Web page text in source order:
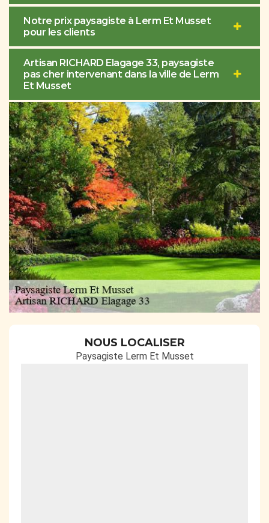
Notre prix paysagiste à Lerm Et Musset
pour les clients
Artisan RICHARD Elagage 33, paysagiste
pas cher intervenant dans la ville de Lerm
Et Musset
NOUS LOCALISER
Paysagiste Lerm Et Musset